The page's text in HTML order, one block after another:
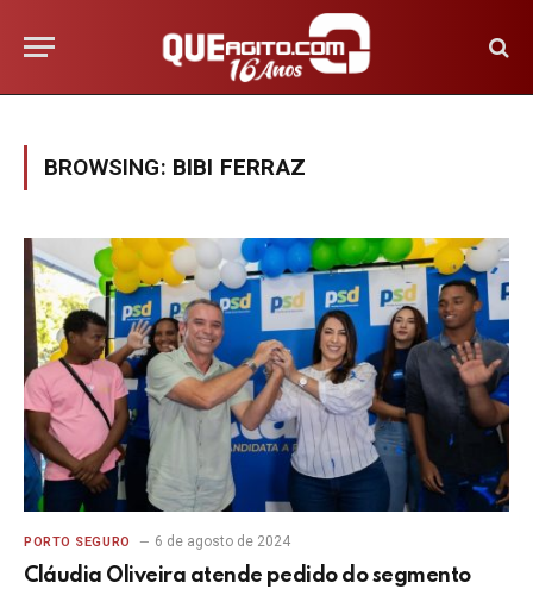
BROWSING: BIBI FERRAZ
PORTO SEGURO 6 de agosto de 2024
Cláudia Oliveira atende pedido do segmento